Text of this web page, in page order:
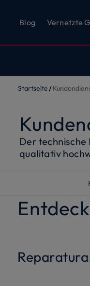
Blog Vernetzte
Startseite
Der technische
qualitativ